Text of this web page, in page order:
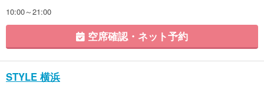
10:00～21:00
空席確認・ネット予約
STYLE 横浜